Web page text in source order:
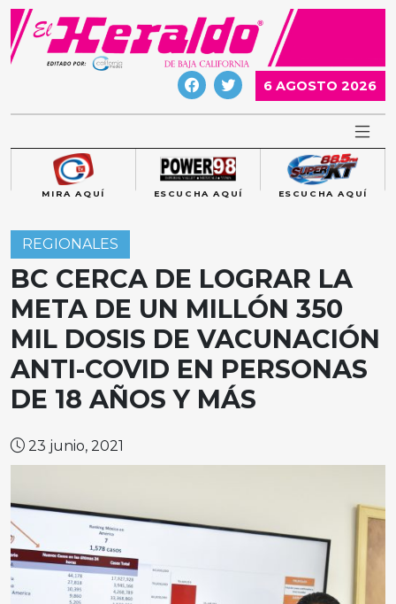
Skip
content
6 AGOSTO 2026
MIRA AQUÍ ESCUCHA AQUÍ ESCUCHA AQUÍ
REGIONALES
BC CERCA DE LOGRAR LA
META DE UN MILLÓN 350
MIL DOSIS DE VACUNACIÓN
ANTI-COVID EN PERSONAS
DE 18 AÑOS Y MÁS
23 junio, 2021